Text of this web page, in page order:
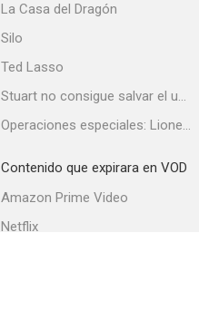
La Casa del Dragón
Silo
Ted Lasso
Stuart no consigue salvar el universo
Operaciones especiales: Lioness
Contenido que expirara en VOD
Amazon Prime Video
Netflix